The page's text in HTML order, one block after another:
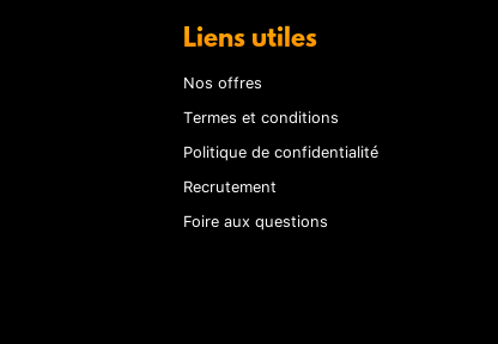
Liens utiles
Nos offres
Termes et conditions
Politique de confidentialité
Recrutement
Foire aux questions